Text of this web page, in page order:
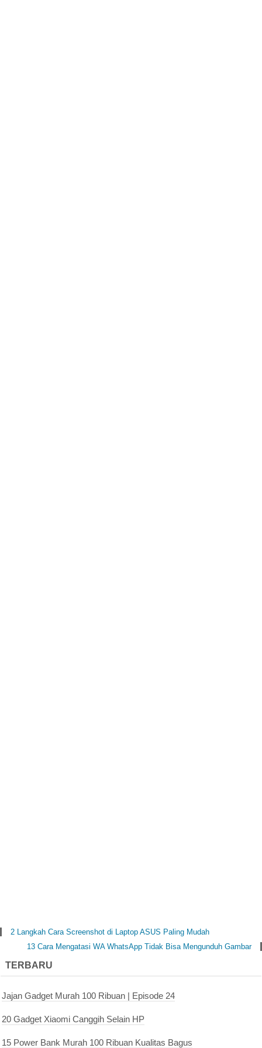
2 Langkah Cara Screenshot di Laptop ASUS Paling Mudah
13 Cara Mengatasi WA WhatsApp Tidak Bisa Mengunduh Gambar
TERBARU
Jajan Gadget Murah 100 Ribuan | Episode 24
20 Gadget Xiaomi Canggih Selain HP
15 Power Bank Murah 100 Ribuan Kualitas Bagus